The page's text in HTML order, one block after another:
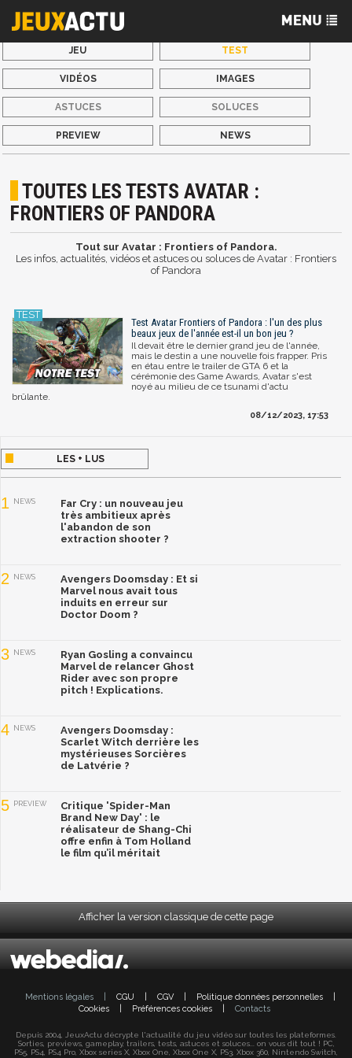
JEU TEST
VIDÉOS IMAGES
ASTUCES SOLUCES
PREVIEW NEWS
TOUTES LES TESTS AVATAR :
FRONTIERS OF PANDORA
Tout sur Avatar : Frontiers of Pandora.
Les infos, actualités, vidéos et astuces ou soluces de Avatar : Frontiers
of Pandora
Test Avatar Frontiers of Pandora : l'un des plus
beaux jeux de l'année est-il un bon jeu ?
Il devait être le dernier grand jeu de l'année,
mais le destin a une nouvelle fois frapper. Pris
en étau entre le trailer de GTA 6 et la
cérémonie des Game Awards, Avatar s'est
noyé au milieu de ce tsunami d'actu
brûlante.
08/12/2023, 17:53
LES + LUS
1 NEWS
Far Cry : un nouveau jeu
très ambitieux après
l'abandon de son
extraction shooter ?
2 NEWS
Avengers Doomsday : Et si
Marvel nous avait tous
induits en erreur sur
Doctor Doom ?
3 NEWS
Ryan Gosling a convaincu
Marvel de relancer Ghost
Rider avec son propre
pitch ! Explications.
4 NEWS
Avengers Doomsday :
Scarlet Witch derrière les
mystérieuses Sorcières
de Latvérie ?
5 PREVIEW
Critique 'Spider-Man
Brand New Day' : le
réalisateur de Shang-Chi
offre enfin à Tom Holland
le film qu’il méritait
Afficher la version classique de cette page
Mentions légales CGU CGV Politique données personnelles
Cookies
Préférences cookies Contacts
Depuis 2004, JeuxActu décrypte l'actualité du jeu vidéo sur toutes les plateformes.
Sorties, previews, gameplay, trailers, tests, astuces et soluces... on vous dit tout ! PC,
PS5, PS4, PS4 Pro, Xbox series X, Xbox One, Xbox One X, PS3, Xbox 360, Nintendo Switch,